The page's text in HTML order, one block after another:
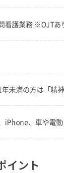
看護業務 ※OJTあ
未満の方は「精
iPhone、車や電動
イント